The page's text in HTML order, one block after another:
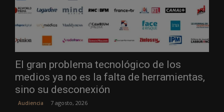
El gran problema tecnológico de los
medios ya no es la falta de herramientas,
sino su desconexión
Audiencia 7 agosto, 2026